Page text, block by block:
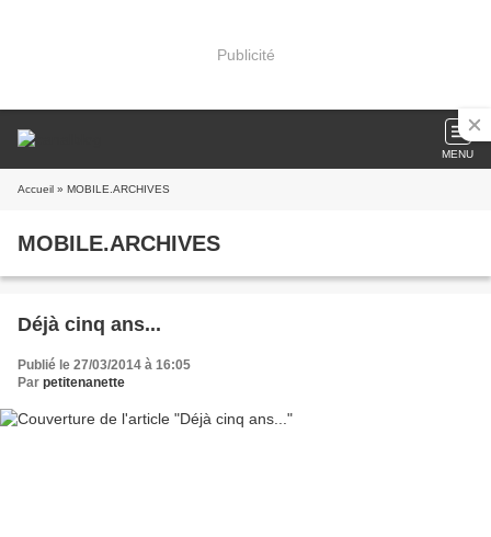
Publicité
MENU
Accueil » MOBILE.ARCHIVES
MOBILE.ARCHIVES
Déjà cinq ans...
Publié le 27/03/2014 à 16:05
Par petitenanette